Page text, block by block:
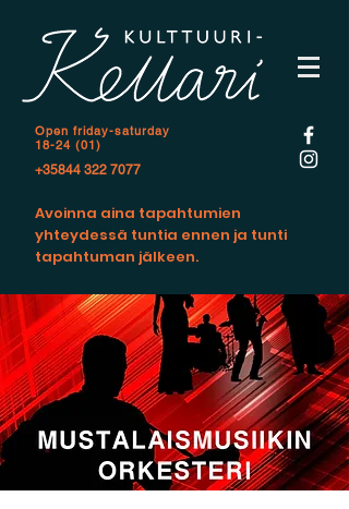
Open friday-saturday
18-24 (01)
+35844 322 7077
Avoinna aina tapahtumien
yhteydessä tuntia ennen ja tunti
tapahtuman jälkeen.